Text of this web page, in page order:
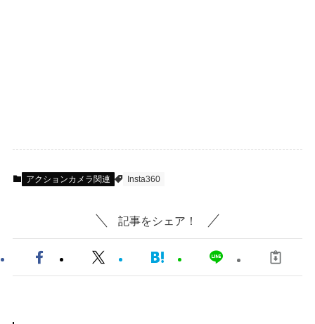
アクションカメラ関連 Insta360
記事をシェア！